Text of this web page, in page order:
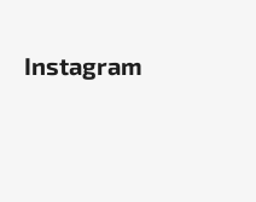
Instagram